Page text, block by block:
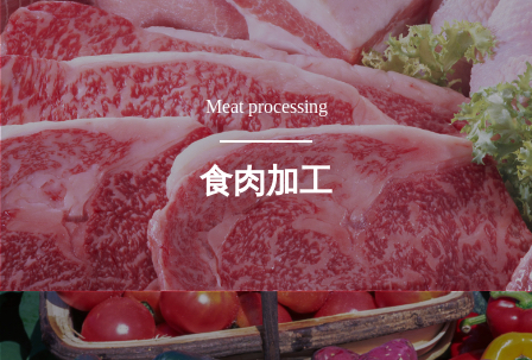
Meat processing
食肉加工